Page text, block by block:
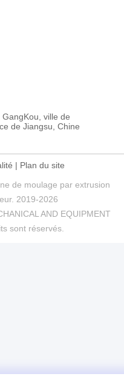
ville de
de Jiangsu, Chine
| Plan du site
de moulage par extrusion
2019-2026
AND EQUIPMENT
sont réservés.